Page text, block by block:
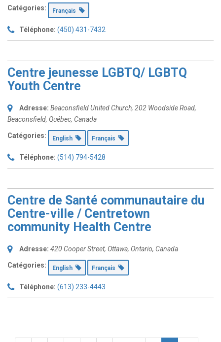
Catégories: Français
Téléphone: (450) 431-7432
Centre jeunesse LGBTQ/ LGBTQ
Youth Centre
Adresse: Beaconsfield United Church, 202 Woodside Road,
Beaconsfield, Québec, Canada
Catégories: English Français
Téléphone: (514) 794-5428
Centre de Santé communautaire du
Centre-ville / Centretown
community Health Centre
Adresse: 420 Cooper Street, Ottawa, Ontario, Canada
Catégories: English Français
Téléphone: (613) 233-4443